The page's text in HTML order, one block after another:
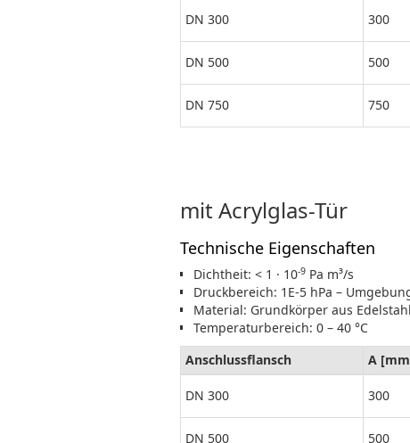
DN 300 300
DN 500 500
DN 750 750
mit Acrylglas-Tür
Technische Eigenschaften
Dichtheit: < 1 · 10-9 Pa m³/s
Druckbereich: 1E-5 hPa –
Material: Grundkörper aus
Temperaturbereich: 0 – 40 °C
Anschlussflansch
A
DN 300 300
DN 500 500